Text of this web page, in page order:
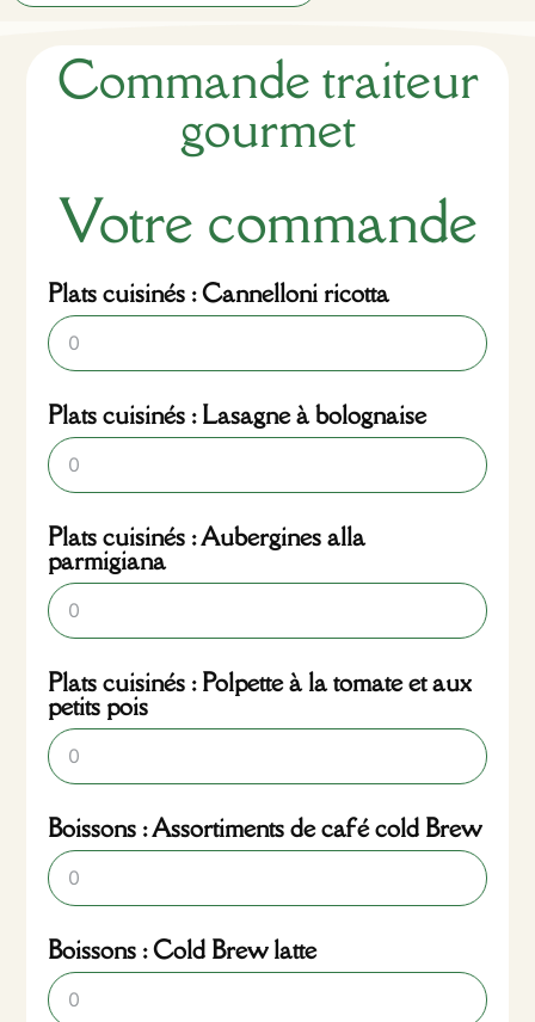
Commande traiteur
gourmet
Votre commande
Plats cuisinés : Cannelloni ricotta
Plats cuisinés : Lasagne à bolognaise
Plats cuisinés : Aubergines alla
parmigiana
Plats cuisinés : Polpette à la tomate et aux
petits pois
Boissons : Assortiments de café cold Brew
Boissons : Cold Brew latte